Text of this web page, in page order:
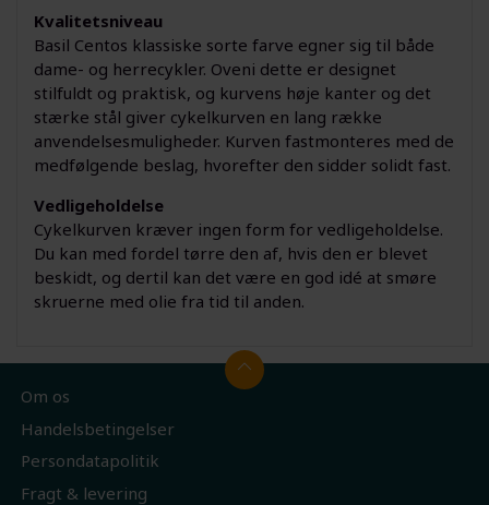
Kvalitetsniveau
Basil Centos klassiske sorte farve egner sig til både
dame- og herrecykler. Oveni dette er designet
stilfuldt og praktisk, og kurvens høje kanter og det
stærke stål giver cykelkurven en lang række
anvendelsesmuligheder. Kurven fastmonteres med de
medfølgende beslag, hvorefter den sidder solidt fast.
Vedligeholdelse
Cykelkurven kræver ingen form for vedligeholdelse.
Du kan med fordel tørre den af, hvis den er blevet
beskidt, og dertil kan det være en god idé at smøre
skruerne med olie fra tid til anden.
Om os
Handelsbetingelser
Persondatapolitik
Fragt & levering